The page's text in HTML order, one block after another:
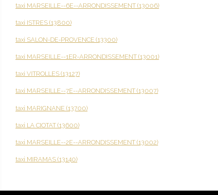
taxi MARSEILLE--6E--ARRONDISSEMENT (13006)
taxi ISTRES (13800)
taxi SALON-DE-PROVENCE (13300)
taxi MARSEILLE--1ER-ARRONDISSEMENT (13001)
taxi VITROLLES (13127)
taxi MARSEILLE--7E--ARRONDISSEMENT (13007)
taxi MARIGNANE (13700)
taxi LA CIOTAT (13600)
taxi MARSEILLE--2E--ARRONDISSEMENT (13002)
taxi MIRAMAS (13140)